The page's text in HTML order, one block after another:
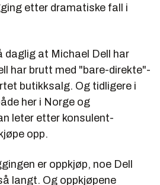
etter dramatiske fall i
daglig at Michael Dell har
har brutt med "bare-direkte"-
butikksalg. Og tidligere i
her i Norge og
leter etter konsulent-
opp.
er oppkjøp, noe Dell
langt. Og oppkjøpene